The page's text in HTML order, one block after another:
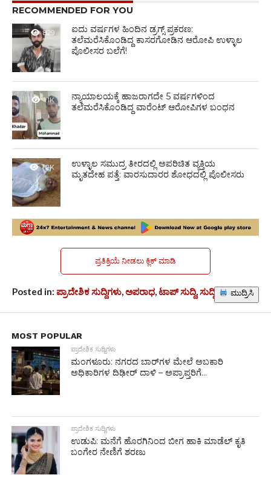
RECOMMENDED FOR YOU
829
ಐದು ವರ್ಷಗಳ ಹಿಂದಿನ ಡ್ರಗ್ಸ್ ಪ್ರಕರಣ:
ತಲೆಮರೆಸಿಕೊಂಡಿದ್ದ ಕಾಸರಗೋಡಿನ ಆರೋಪಿ ಉಳ್ಳಾಲ
ಪೊಲೀಸರ ಬಲೆಗೆ!
1.1K
ನ್ಯಾಯಾಲಯಕ್ಕೆ ಹಾಜರಾಗದೇ 5 ವರ್ಷಗಳಿಂದ
ತಲೆಮರೆಸಿಕೊಂಡಿದ್ದ ವಾರೆಂಟ್ ಆರೋಪಿಗಳ ಬಂಧನ
1.2K
ಉಳ್ಳಾಲ ಸಮುದ್ರ ತೀರದಲ್ಲಿ ಅಪರಿಚಿತ ವ್ಯಕ್ತಿಯ
ಮೃತದೇಹ ಪತ್ತೆ: ವಾರಸುದಾರರ ಶೋಧದಲ್ಲಿ ಪೊಲೀಸರು
ಪ್ರತಿಕ್ರಿಯೆ ನೀಡಲು ಕ್ಲಿಕ್ ಮಾಡಿ
Posted in: ಪ್ರಾದೇಶಿಕ ಸುದ್ದಿಗಳು,ಅಪರಾಧ,ಟಾಪ್ ಸುದ್ದಿ,ಸುದ್ದಿಗಳು ಮುದ್ರಿಸಿ
MOST POPULAR
ಪ್ರಾದೇಶಿಕ ಸುದ್ದಿಗಳು
ಮಂಗಳೂರು: ನಗರದ ಬಾರ್‌ಗಳ ಮೇಲೆ ಅಬಕಾರಿ
ಅಧಿಕಾರಿಗಳ ದಿಢೀರ್ ದಾಳಿ – ಅಪ್ರಾಪ್ತರಿಗೆ...
ಪ್ರಾದೇಶಿಕ ಸುದ್ದಿಗಳು
ಉಡುಪಿ: ಮನೆಗೆ ಹೊರಗಿನಿಂದ ಬೀಗ ಹಾಕಿ ಮಾಡೆಲ್ ಕೃತಿ
ಬಂಗೇರ ನೇಣಿಗೆ ಶರಣು